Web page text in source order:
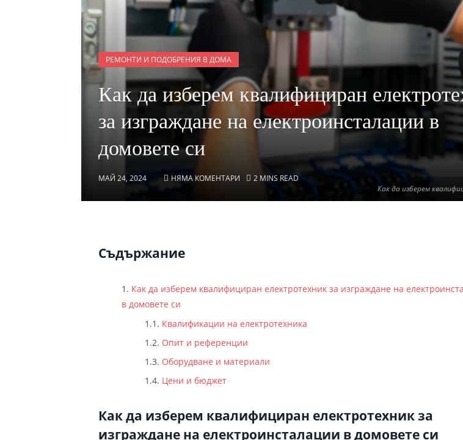
Как да изберем
РЕМОНТИ И ПОДОБРЕНИЯ В ДОМА
Как да изберем квалифициран
за изграждане на електроинсталации в
домовете си
МАЙ 24, 2024 НЯМА КОМЕНТАРИ 2 MINS READ
Съдържание
Как да изберем квалифициран електротехник за изграждане на
в домовете си
Квалификации на електротехника
Опит и референции
Оборудване и материали
Цени и бюджет
Как да изберем квалифициран електротехник за
изграждане на електроинсталации в домовете си